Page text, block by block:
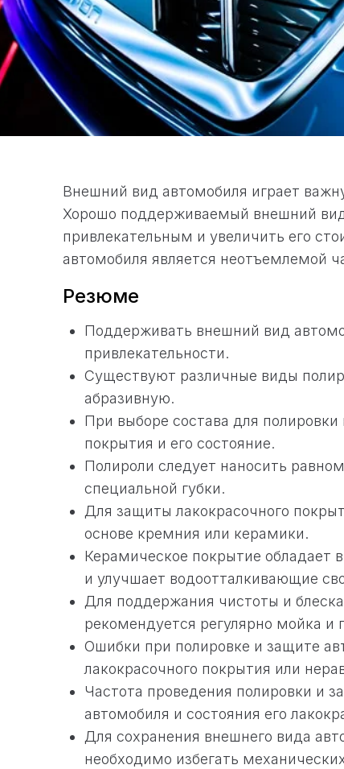
Внешний вид автомобиля играет
Хорошо поддерживаемый внешний
привлекательным и увеличить его
автомобиля является неотъемлемой
Резюме
Поддерживать внешний вид
привлекательности.
Существуют различные виды
абразивную.
При выборе состава для
покрытия и его состояние.
Полироли следует наносить
специальной губки.
Для защиты лакокрасочного
основе кремния или керамики.
Керамическое покрытие обладает
и улучшает водоотталкивающие
Для поддержания чистоты и
рекомендуется регулярно мойка
Ошибки при полировке и защите
лакокрасочного покрытия или
Частота проведения полировки и
автомобиля и состояния его
Для сохранения внешнего вида
необходимо избегать